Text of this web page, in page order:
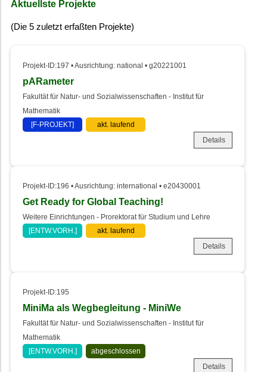
Datenschutz
Aktuellste Projekte
(Die 5 zuletzt erfaßten Projekte)
Projekt-ID:197 • Ausrichtung: national • g20221001
pARameter
Fakultät für Natur- und Sozialwissenschaften - Institut für
Mathematik
[F-PROJEKT]
akt. laufend
Details
Projekt-ID:196 • Ausrichtung: international • e20430001
Get Ready for Global Teaching!
Weitere Einrichtungen - Prorektorat für Studium und Lehre
[ENTW.VORH.]
akt. laufend
Details
Projekt-ID:195
MiniMa als Wegbegleitung - MiniWe
Fakultät für Natur- und Sozialwissenschaften - Institut für
Mathematik
[ENTW.VORH.]
abgeschlossen
Details